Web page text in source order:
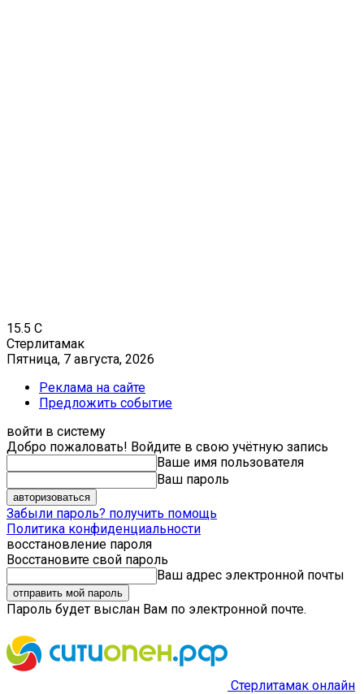
15.5 C
Стерлитамак
Пятница, 7 августа, 2026
Реклама на сайте
Предложить событие
войти в систему
Добро пожаловать! Войдите в свою учётную запись
Ваше имя пользователя
Ваш пароль
Забыли пароль? получить помощь
Политика конфиденциальности
восстановление пароля
Восстановите свой пароль
Ваш адрес электронной почты
Пароль будет выслан Вам по электронной почте.
Стерлитамак онлайн